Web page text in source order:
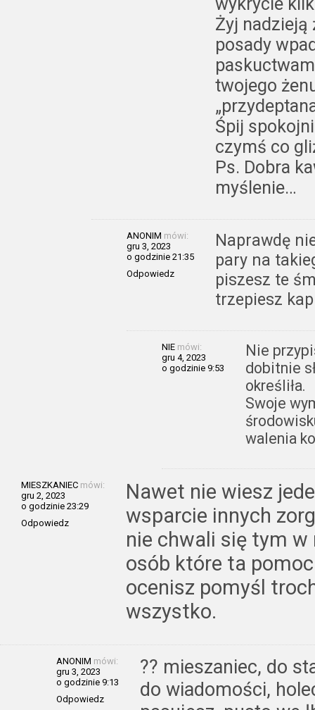
wykrycie
Żyj nadzieją
posady
twojego
Śpij
czymś co
Ps. Dobra
myślenie…
ANONIM mówi:
gru 3, 2023
o godzinie 21:35
Odpowiedz
Naprawdę
pary na
piszesz te
trzepiesz
NIE mówi:
gru 4, 2023
o godzinie 9:53
Nie
dobitnie
określiła.
Swoje
walenia
MIESZKANIEC mówi:
gru 2, 2023
o godzinie 23:29
Odpowiedz
Nawet nie wiesz
wsparcie innych
nie chwali się tym
osób które ta
ocenisz pomyśl
wszystko.
ANONIM mówi:
gru 3, 2023
o godzinie 9:13
Odpowiedz
?? mieszaniec, do
do wiadomości,